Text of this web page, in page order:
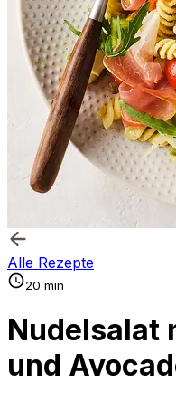
Alle Rezepte
20 min
Nudelsalat
und